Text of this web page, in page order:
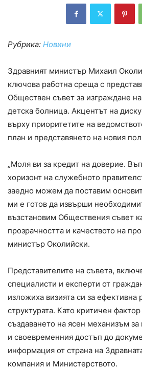
Рубрика: Новини
Здравният министър Михаил
ключова работна среща с
Обществен съвет за изграждане
детска болница. Акцентът на
върху приоритетите на
план и представянето на новия
„Моля ви за кредит на доверие.
хоризонт на служебното
заедно можем да поставим
ми е готов да извърши
възстановим Обществения съвет
прозрачността и качеството на
министър Околийски.
Представителите на съвета,
специалисти и експерти от
изложиха визията си за ефективна
структурата. Като критичен
създаването на ясен механизъм за
и своевременния достъп до
информация от страна на
компания и Министерството.